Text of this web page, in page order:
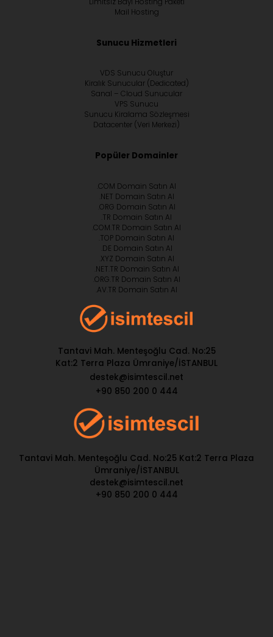
Mail Hosting
Sunucu Hizmetleri
VDS Sunucu Oluştur
Kiralık Sunucular (Dedicated)
Sanal – Cloud Sunucular
VPS Sunucu
Sunucu Kiralama Sözleşmesi
Datacenter (Veri Merkezi)
Popüler Domainler
.COM Domain Satın Al
.NET Domain Satın Al
.ORG Domain Satın Al
.TR Domain Satın Al
.COM.TR Domain Satın Al
.TOP Domain Satın Al
.DE Domain Satın Al
.XYZ Domain Satın Al
.NET.TR Domain Satın Al
.ORG.TR Domain Satın Al
.AV.TR Domain Satın Al
Tantavi Mah. Menteşoğlu Cad. No:25
Kat:2 Terra Plaza Ümraniye/İSTANBUL
destek@isimtescil.net
+90 850 200 0 444
Tantavi Mah. Menteşoğlu Cad. No:25 Kat:2 Terra Plaza
Ümraniye/İSTANBUL
destek@isimtescil.net
+90 850 200 0 444